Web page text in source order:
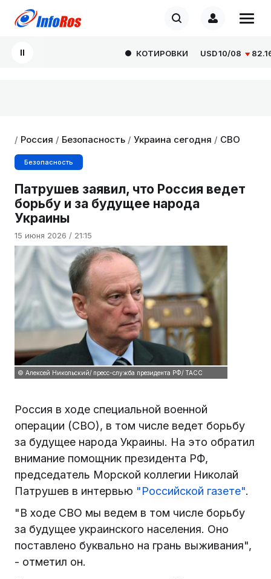
КОТИРОВКИ USD10/08 82.1665
/ Россия / Безопасность / Украина сегодня / СВО
Безопасность
Патрушев заявил, что Россия ведет
борьбу и за будущее народа
Украины
15 июня 2026 / 21:15
© Алексей Никольский/ пресс-служба президента РФ/ ТАСС
Россия в ходе специальной военной
операции (СВО), в том числе ведет борьбу
за будущее народа Украины. На это обратил
внимание помощник президента РФ,
председатель Морской коллегии Николай
Патрушев в интервью "Российской газете".
"В ходе СВО мы ведем в том числе борьбу
за будущее украинского населения. Оно
поставлено буквально на грань выживания",
- отметил он.